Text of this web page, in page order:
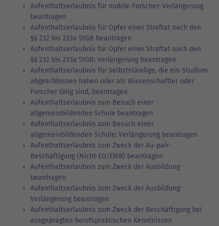
Aufenthaltserlaubnis für mobile Forscher: Verlängerung
beantragen
Aufenthaltserlaubnis für Opfer einer Straftat nach den
§§ 232 bis 233a StGB beantragen
Aufenthaltserlaubnis für Opfer einer Straftat nach den
§§ 232 bis 233a StGB: Verlängerung beantragen
Aufenthaltserlaubnis für Selbstständige, die ein Studium
abgeschlossen haben oder als Wissenschaftler oder
Forscher tätig sind, beantragen
Aufenthaltserlaubnis zum Besuch einer
allgemeinbildenden Schule beantragen
Aufenthaltserlaubnis zum Besuch einer
allgemeinbildenden Schule: Verlängerung beantragen
Aufenthaltserlaubnis zum Zweck der Au-pair-
Beschäftigung (Nicht-EU/EWR) beantragen
Aufenthaltserlaubnis zum Zweck der Ausbildung
beantragen
Aufenthaltserlaubnis zum Zweck der Ausbildung:
Verlängerung beantragen
Aufenthaltserlaubnis zum Zweck der Beschäftigung bei
ausgeprägten berufspraktischen Kenntnissen